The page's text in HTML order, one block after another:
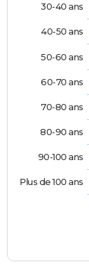
30-40 ans
40-50 ans
50-60 ans
60-70 ans
70-80 ans
80-90 ans
90-100 ans
Plus de 100 ans